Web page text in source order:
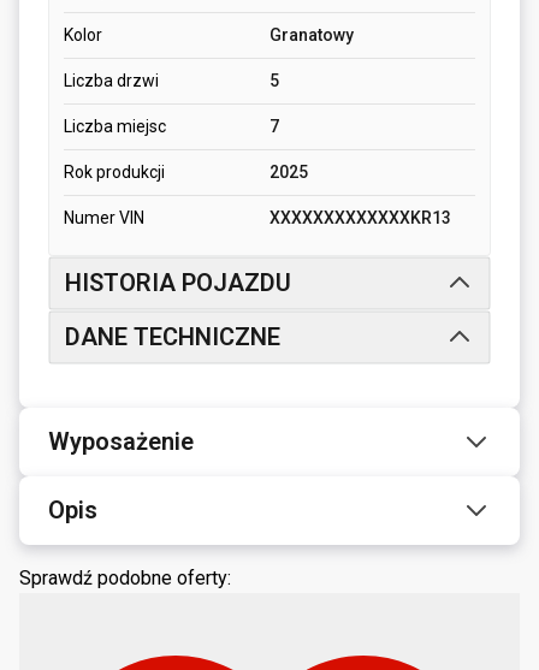
Kolor Granatowy
Liczba drzwi 5
Liczba miejsc 7
Rok produkcji 2025
Numer VIN XXXXXXXXXXXXXKR13
HISTORIA POJAZDU
DANE TECHNICZNE
Wyposażenie
Opis
Sprawdź podobne oferty: